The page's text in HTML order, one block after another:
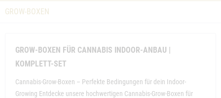
GROW-BOXEN
GROW-BOXEN FÜR CANNABIS INDOOR-ANBAU |
KOMPLETT-SET
Cannabis-Grow-Boxen – Perfekte Bedingungen für dein Indoor-
Growing Entdecke unsere hochwertigen Cannabis-Grow-Boxen für